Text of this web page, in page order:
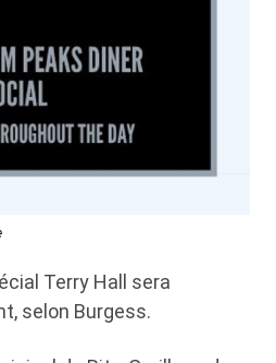
Terry Hall sera
selon Burgess.